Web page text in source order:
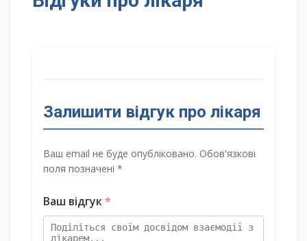
Залишити відгук про лікаря
Ваш email не буде опубліковано. Обов'язкові
поля позначені *
Ваш відгук*